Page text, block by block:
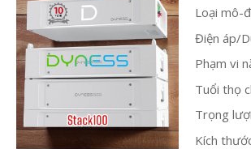
Loại mô-
Điện áp/
Phạm vi
Tuổi thọ
Trọng
Kích